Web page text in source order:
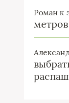
Роман к
метров